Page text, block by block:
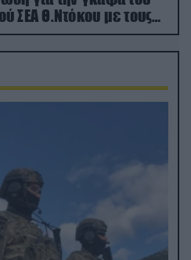
ΣΕΑ Θ.Ντόκου με τους
φαρσέρ